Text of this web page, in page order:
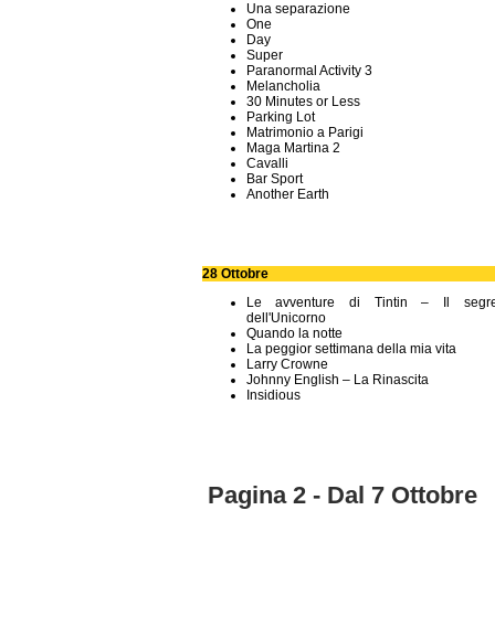
Una separazione
One
Day
Super
Paranormal Activity 3
Melancholia
30 Minutes or Less
Parking Lot
Matrimonio a Parigi
Maga Martina 2
Cavalli
Bar Sport
Another Earth
28 Ottobre
Le avventure di Tintin – Il
dell'Unicorno
Quando la notte
La peggior settimana della mia vita
Larry Crowne
Johnny English – La Rinascita
Insidious
Pagina 2 - Dal 7 Ottobre